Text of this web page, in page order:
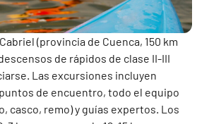
(provincia de Cuenca, 150 km
de rápidos de clase II-III
Las excursiones incluyen
de encuentro, todo el equipo
casco, remo) y guías expertos. Los